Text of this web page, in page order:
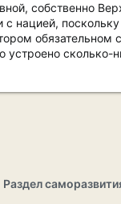
собственно
нацией,
устроено сколько-